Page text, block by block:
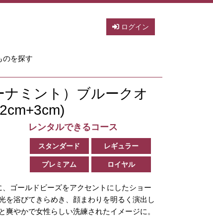
ログイン
のを探す
ミント）ブルークオ
レンタルできるコース
スタンダード レギュラー
プレミアム ロイヤル
ゴールドビーズをアクセントにしたショー
を浴びてきらめき、顔まわりを明るく演出し
爽やかで女性らしい洗練されたイメージに。